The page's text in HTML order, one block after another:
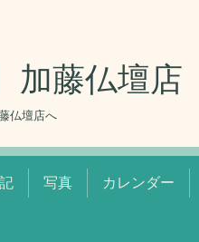
加藤仏壇店
仏壇店へ
写真 カレンダー